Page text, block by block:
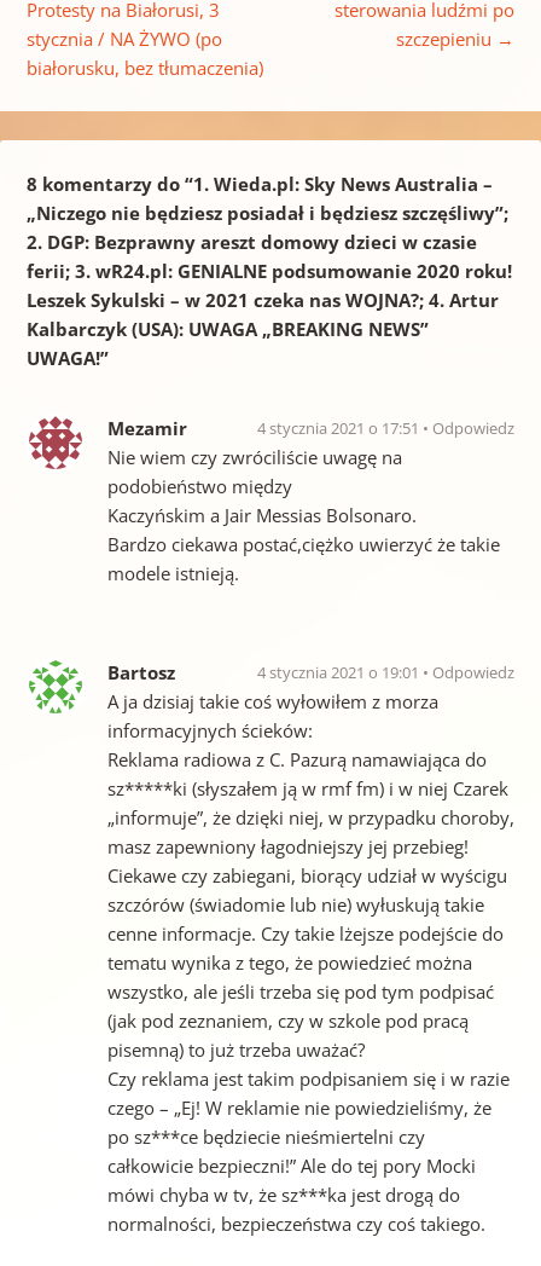
Protesty na Białorusi, 3
stycznia / NA ŻYWO (po
białorusku, bez tłumaczenia)
sterowania ludźmi po
szczepieniu →
8 komentarzy do “1. Wieda.pl: Sky News Australia –
„Niczego nie będziesz posiadał i będziesz szczęśliwy”;
2. DGP: Bezprawny areszt domowy dzieci w czasie
ferii; 3. wR24.pl: GENIALNE podsumowanie 2020 roku!
Leszek Sykulski – w 2021 czeka nas WOJNA?; 4. Artur
Kalbarczyk (USA): UWAGA „BREAKING NEWS”
UWAGA!”
Mezamir 4 stycznia 2021 o 17:51 Odpowiedz
Nie wiem czy zwróciliście uwagę na
podobieństwo między
Kaczyńskim a Jair Messias Bolsonaro.
Bardzo ciekawa postać,ciężko uwierzyć że takie
modele istnieją.
Bartosz 4 stycznia 2021 o 19:01 Odpowiedz
A ja dzisiaj takie coś wyłowiłem z morza
informacyjnych ścieków:
Reklama radiowa z C. Pazurą namawiająca do
sz*****ki (słyszałem ją w rmf fm) i w niej Czarek
„informuje”, że dzięki niej, w przypadku choroby,
masz zapewniony łagodniejszy jej przebieg!
Ciekawe czy zabiegani, biorący udział w wyścigu
szczórów (świadomie lub nie) wyłuskują takie
cenne informacje. Czy takie lżejsze podejście do
tematu wynika z tego, że powiedzieć można
wszystko, ale jeśli trzeba się pod tym podpisać
(jak pod zeznaniem, czy w szkole pod pracą
pisemną) to już trzeba uważać?
Czy reklama jest takim podpisaniem się i w razie
czego – „Ej! W reklamie nie powiedzieliśmy, że
po sz***ce będziecie nieśmiertelni czy
całkowicie bezpieczni!” Ale do tej pory Mocki
mówi chyba w tv, że sz***ka jest drogą do
normalności, bezpieczeństwa czy coś takiego.